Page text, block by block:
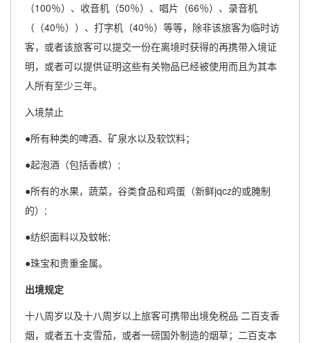
（100％）、收音机（50％）、唱片（66％）、录音机
（（40％））、打字机（40％）等等，除非该旅客为临时访
客，或者该旅客可以提交一份在离境时获得的再携带入境证
明，或者可以提供证明这些有关物品已经被使用而且为其本
人所有至少三年。
入境禁止
●所有种类的啤酒、矿泉水以及软饮料；
●起泡酒（包括香槟）;
●所有的水果，蔬菜，谷类食品和鸡蛋（新鲜jqcz的或腌制
的）;
●纺织面料以及蚊帐;
●珠宝和贵重金属。
出境规定
十八周岁以及十八周岁以上旅客可携带出境免税品 二百支香
烟，或者五十支雪茄，或者一磅国外制造的烟草；二百支本